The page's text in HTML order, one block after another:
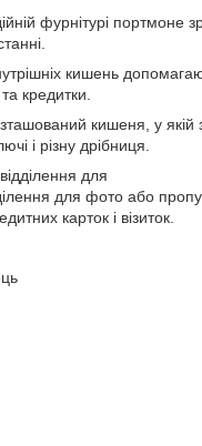
фурнітурі портмоне
кишень
кредитки.
кишеня, у якій
і різну дрібниця.
для
для фото або
карток і візиток.